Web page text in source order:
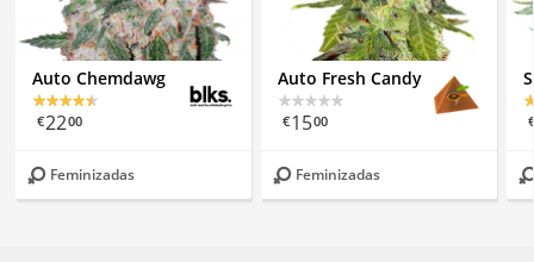
Auto Chemdawg
€2200
Feminizadas
Auto Fresh Candy
€1500
Feminizadas